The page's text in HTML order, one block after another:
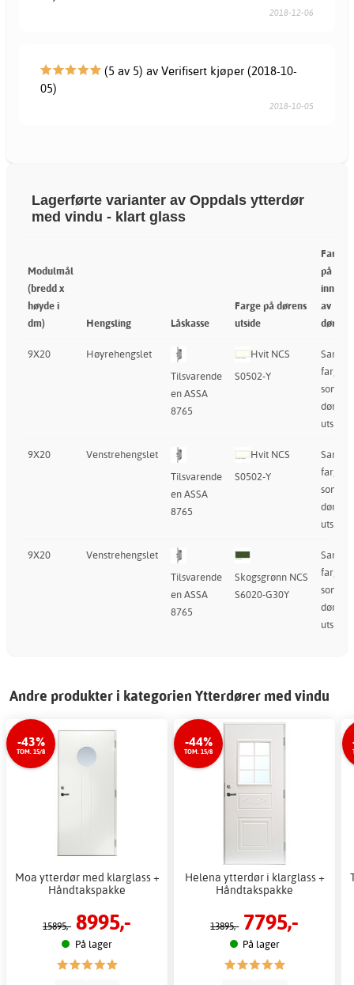
2018-12-06
(5 av 5) av Verifisert kjøper (2018-10-
05)
2018-10-05
Lagerførte varianter av Oppdals ytterdør
med vindu - klart glass
Modulmål
(bredd x
høyde i
dm)
Hengsling Låskasse
Farge på dørens
utside
Farge
på
av
døren
9X20
Høyrehengslet
Tilsvarende
en ASSA
8765
Hvit NCS
S0502-Y
Samme
farge
som
dørens
utside
9X20
Venstrehengslet
Tilsvarende
en ASSA
8765
Hvit NCS
S0502-Y
Samme
farge
som
dørens
utside
9X20
Venstrehengslet
Tilsvarende
en ASSA
8765
Skogsgrønn NCS
S6020-G30Y
Samme
farge
som
dørens
utside
Andre produkter i kategorien Ytterdører med vindu
-43%
TOM. 15/8
Moa ytterdør med klarglass +
Håndtakspakke
15895,- 8995,-
På lager
-44%
TOM. 15/8
Helena ytterdør i klarglass +
Håndtakspakke
13895,- 7795,-
På lager